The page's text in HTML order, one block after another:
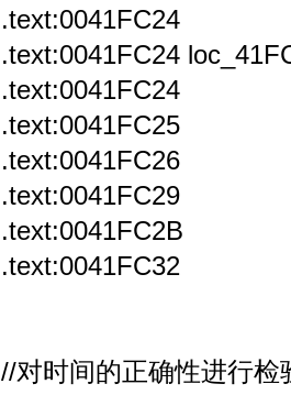
.text:0041FC24
.text:0041FC24
.text:0041FC26
.text:0041FC29 jl
.text:0041FC2B
.text:0041FC32
//对时间的正确性进行检